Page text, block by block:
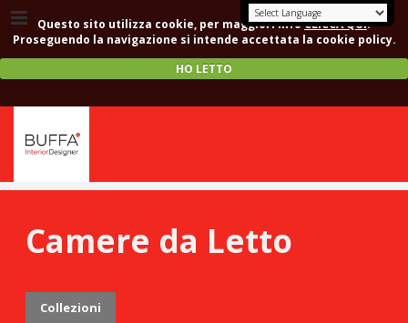
Questo sito utilizza cookie, per maggiori infoCLICCA QUI.
Proseguendo la navigazione si intende accettata la cookie policy.
HO LETTO
Camere da Letto
Collezioni